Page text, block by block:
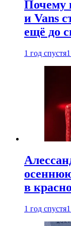
Почему
и Vans
ещё до
1 год спустя
в
1 год спустя